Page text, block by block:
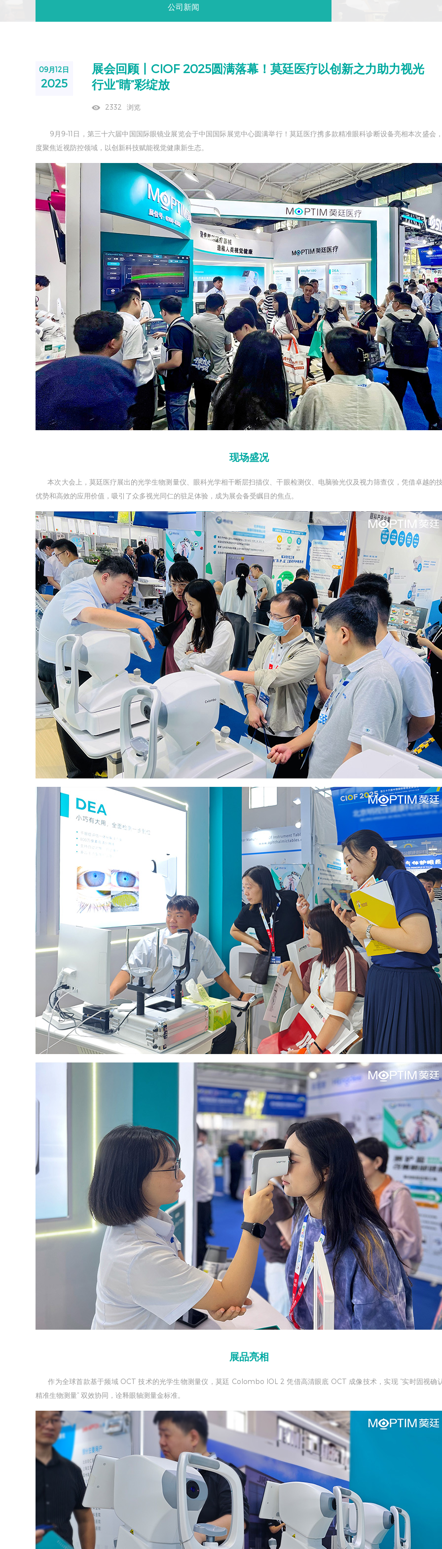
公司新闻
09月12日
2025
展会回顾丨CIOF 2025圆满落幕！莫廷医疗以创新之力助力视光
行业“睛”彩绽放
2332 浏览
9月9-11日，第三十六届中国国际眼镜业展览会于中国国际展览中心圆满举行！莫廷医疗携多款精准眼科诊断设备亮相本次盛会
度聚焦近视防控领域，以创新科技赋能视觉健康新生态。
现场盛况
本次大会上，莫廷医疗展出的光学生物测量仪、眼科光学相干断层扫描仪、干眼检测仪、电脑验光仪及视力筛查仪，凭借卓越的
优势和高效的应用价值，吸引了众多视光同仁的驻足体验，成为展会备受瞩目的焦点。
展品亮相
作为全球首款基于频域 OCT 技术的光学生物测量仪，莫廷 Colombo IOL 2 凭借高清眼底 OCT 成像技术，实现 “实时固视确
精准生物测量” 双效协同，诠释眼轴测量金标准。